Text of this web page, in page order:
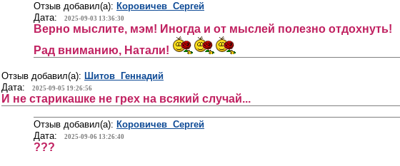
Отзыв добавил(а): Коровичев Сергей
Дата:
2025-09-03 13:36:30
Верно мыслите, мэм! Иногда и от мыслей полезно отдохнуть!
Рад вниманию, Натали!
Отзыв добавил(а): Шитов Геннадий
Дата:
2025-09-05 19:26:56
И не старикашке не грех на всякий случай...
Отзыв добавил(а): Коровичев Сергей
Дата:
2025-09-06 13:26:40
???